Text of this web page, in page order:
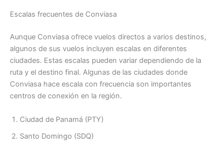
Escalas frecuentes de Conviasa
Aunque Conviasa ofrece vuelos directos a varios destinos,
algunos de sus vuelos incluyen escalas en diferentes
ciudades. Estas escalas pueden variar dependiendo de la
ruta y el destino final. Algunas de las ciudades donde
Conviasa hace escala con frecuencia son importantes
centros de conexión en la región.
Ciudad de Panamá (PTY)
Santo Domingo (SDQ)